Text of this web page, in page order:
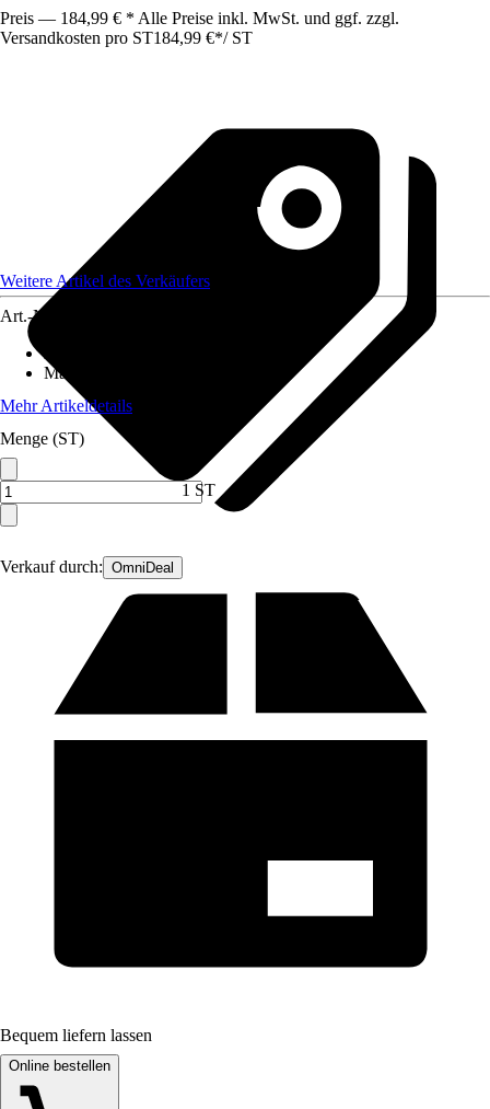
Preis — 184,99 € * Alle Preise inkl. MwSt. und ggf. zzgl.
Versandkosten pro ST184,99 €*/ ST
Verkauf durch: OmniDeal
Weitere Artikel des Verkäufers
Art.-Nr.
Maße
Mehr Artikeldetails
Menge (ST)
1 ST
Bequem liefern lassen
Online bestellen